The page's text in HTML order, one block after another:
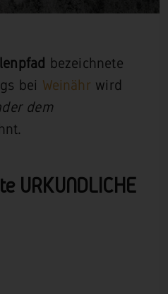
bezeichnete
bei Weinähr wird
dem
URKUNDLICHE